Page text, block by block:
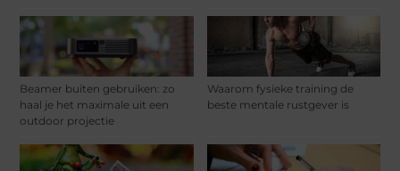
Beamer buiten gebruiken: zo
haal je het maximale uit een
outdoor projectie
Waarom fysieke training de
beste mentale rustgever is